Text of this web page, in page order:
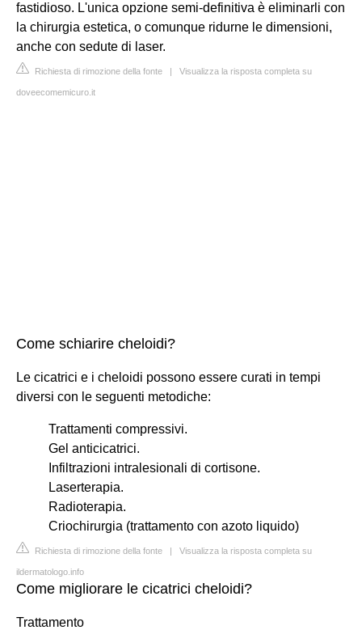
fastidioso. L'unica opzione semi-definitiva è eliminarli con
la chirurgia estetica, o comunque ridurne le dimensioni,
anche con sedute di laser.
Richiesta di rimozione della fonte | Visualizza la risposta completa su
doveecomemicuro.it
Come schiarire cheloidi?
Le cicatrici e i cheloidi possono essere curati in tempi
diversi con le seguenti metodiche:
Trattamenti compressivi.
Gel anticicatrici.
Infiltrazioni intralesionali di cortisone.
Laserterapia.
Radioterapia.
Criochirurgia (trattamento con azoto liquido)
Richiesta di rimozione della fonte | Visualizza la risposta completa su
ildermatologo.info
Come migliorare le cicatrici cheloidi?
Trattamento